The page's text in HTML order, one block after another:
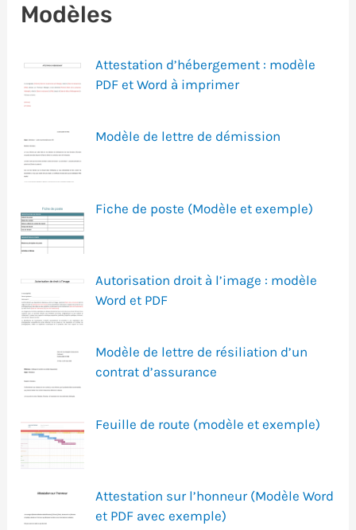
Modèles
Attestation d’hébergement : modèle
PDF et Word à imprimer
Modèle de lettre de démission
Fiche de poste (Modèle et exemple)
Autorisation droit à l’image : modèle
Word et PDF
Modèle de lettre de résiliation d’un
contrat d’assurance
Feuille de route (modèle et exemple)
Attestation sur l’honneur (Modèle Word
et PDF avec exemple)